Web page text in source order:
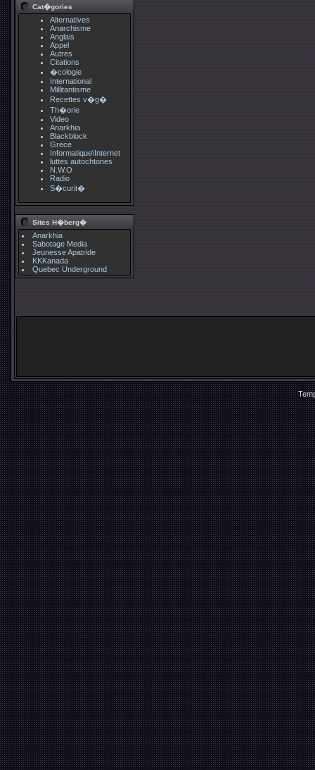
Cat�gories
Alternatives
Anarchisme
Anglais
Appel
Autres
Citations
�cologie
International
Millitantisme
Recettes v�g�
Th�orie
Video
Anarkhia
Blackblock
Grece
Informatique\Internet
luttes autochtones
N.W.O
Radio
S�curit�
Sites H�berg�
Anarkhia
Sabotage Media
Jeunesse Apatride
KKKanada
Quebec Underground